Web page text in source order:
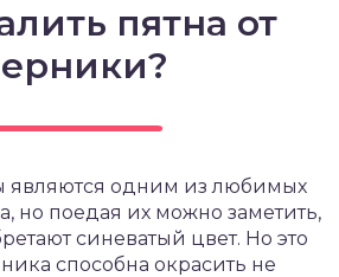
пятна от
являются одним из любимых
но поедая их можно заметить,
синеватый цвет. Но это
способна окрасить не